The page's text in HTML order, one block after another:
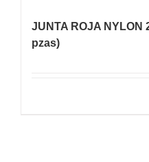
JUNTA ROJA NYLON
pzas)